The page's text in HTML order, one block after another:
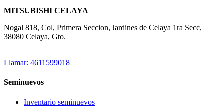
MITSUBISHI CELAYA
Nogal 818, Col, Primera Seccion, Jardines de Celaya 1ra Secc,
38080 Celaya, Gto.
Llamar: 4611599018
Seminuevos
Inventario seminuevos